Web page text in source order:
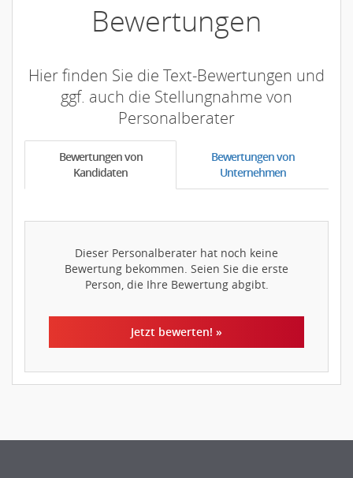
Bewertungen
Hier finden Sie die Text-Bewertungen und
ggf. auch die Stellungnahme von
Personalberater
Bewertungen von
Kandidaten
Bewertungen von
Unternehmen
Dieser Personalberater hat noch keine
Bewertung bekommen. Seien Sie die erste
Person, die Ihre Bewertung abgibt.
Jetzt bewerten! »